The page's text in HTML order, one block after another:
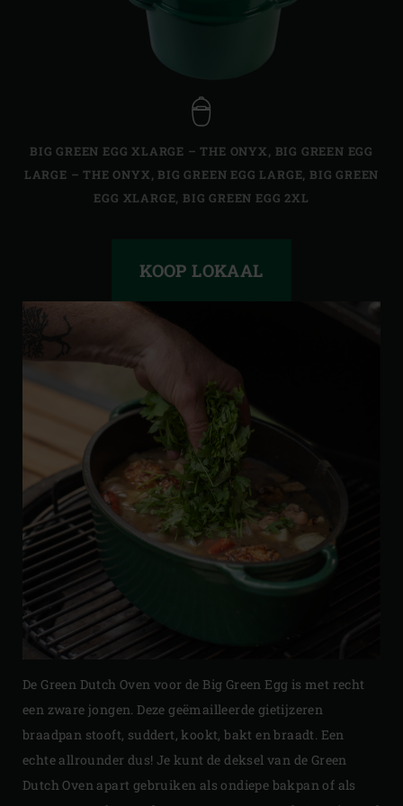
BIG GREEN EGG XLARGE – THE ONYX, BIG GREEN EGG
LARGE – THE ONYX,BIG GREEN EGG LARGE,BIG GREEN
EGG XLARGE, BIG GREEN EGG 2XL
KOOP LOKAAL
De Green Dutch Oven voor de Big Green Egg is met recht
een zware jongen. Deze geëmailleerde gietijzeren
braadpan stooft, suddert, kookt, bakt en braadt. Een
echte allrounder dus! Je kunt de deksel van de Green
Dutch Oven apart gebruiken als ondiepe bakpan of als